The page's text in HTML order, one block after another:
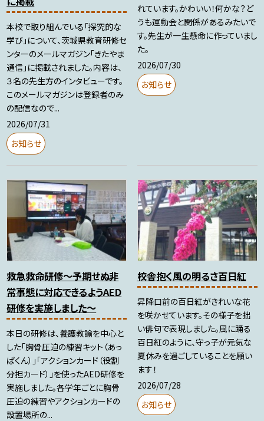
本校で取り組んでいる「探究的な
学び」について、茨城県教育研修セ
ンターのメールマガジン「きたやま
通信」に掲載されました。内容は、
３名の先生方のインタビューです。
このメールマガジンは登録者のみ
の配信なので...
2026/07/31
お知らせ
れています。かわいい！何かな？ど
うも運動会と関係があるみたいで
す。先生が一生懸命に作っていまし
た。
2026/07/30
お知らせ
救急救命研修～予期せぬ非
常事態に対応できるようAED
研修を実施しました～
本日の研修は、養護教諭を中心と
した「胸骨圧迫の練習キット（あっ
ぱくん）」「アクションカード（役割
分担カード）」を使ったAED研修を
実施しました。各学年ごとに胸骨
圧迫の練習やアクションカードの
設置場所の...
校舎抱く風の明るさ百日紅
昇降口前の百日紅がきれいな花
を咲かせています。その様子を拙
い俳句で表現しました。風に踊る
百日紅のように、守っ子が元気な
夏休みを過ごしていることを願い
ます！
2026/07/28
お知らせ